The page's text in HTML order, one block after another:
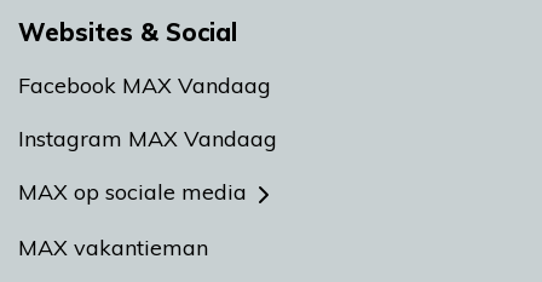
Websites & Social
Facebook MAX Vandaag
Instagram MAX Vandaag
MAX op sociale media
MAX vakantieman